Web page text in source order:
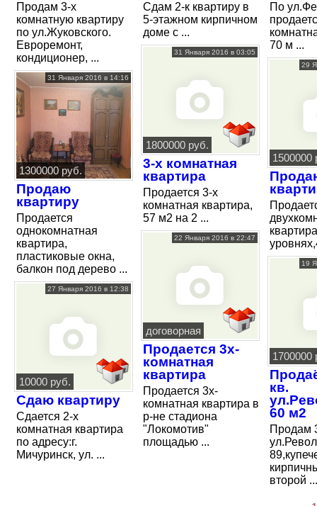
Продам 3-х
комнатную квартиру
по ул.Жуковского.
Евроремонт,
кондиционер, ...
31 Января 2016 в 14:16
1300000 руб.
Продаю
квартиру
Продается
однокомнатная
квартира,
пластиковые окна,
балкон под дерево ...
27 Января 2016 в 12:38
10000 руб.
Сдаю квартиру
Сдается 2-х
комнатная квартира
по адресу:г.
Мичуринск, ул. ...
Сдам 2-к квартиру в
5-этажном кирпичном
доме с ...
31 Января 2016 в 03:05
1800000 руб.
3-х комнатная
квартира
Продается 3-х
комнатная квартира,
57 м2 на 2 ...
22 Января 2016 в 22:47
договорная
Продается 3х-
комнатная
квартира
Продается 3х-
комнатная квартира в
р-не стадиона
"Локомотив"
площадью ...
По
70 м ...
29
1500000
19
1700000
кв.
60 м2
Продам
второй ...